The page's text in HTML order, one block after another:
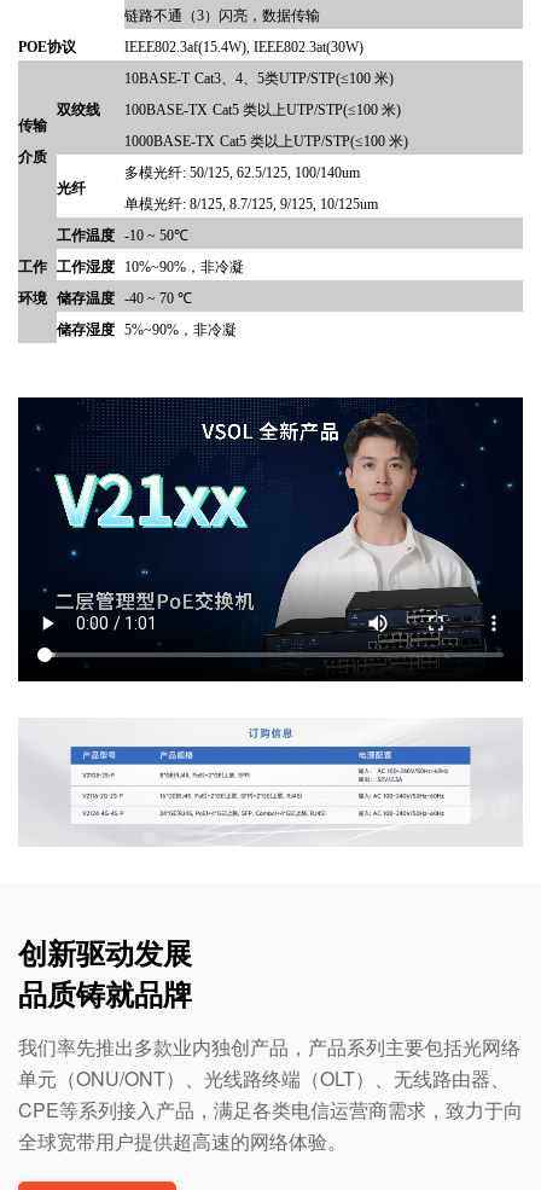
链路不通 （3） 闪亮 ， 数据传输
POE协议
IEEE802.3af(15.4W), IEEE802.3at(30W)
传输
介质
双绞线
10BASE-T Cat3、4、5类UTP/STP(≤100 米)
100BASE-TX Cat5 类以上UTP/STP(≤100 米)
1000BASE-TX Cat5 类以上UTP/STP(≤100 米)
光纤
多模光纤: 50/125, 62.5/125, 100/140um
单模光纤: 8/125, 8.7/125, 9/125, 10/125um
工作
环境
工作温度 -10 ~ 50℃
工作湿度
10%~90%，非冷凝
储存温度 -40 ~ 70 ℃
储存湿度 5%~90%，非冷凝
创新驱动发展
品质铸就品牌
我们率先推出多款业内独创产品，产品系列主要包括光网络
单元（ONU/ONT）、光线路终端（OLT）、无线路由器、
CPE等系列接入产品，满足各类电信运营商需求，致力于向
全球宽带用户提供超高速的网络体验。